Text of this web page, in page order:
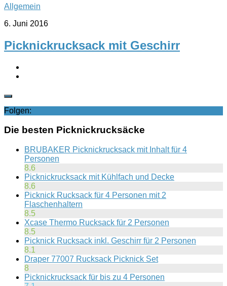
Allgemein
6. Juni 2016
Picknickrucksack mit Geschirr
Folgen:
Die besten Picknickrucksäcke
BRUBAKER Picknickrucksack mit Inhalt für 4
Personen
8.6
Picknickrucksack mit Kühlfach und Decke
8.6
Picknick Rucksack für 4 Personen mit 2
Flaschenhaltern
8.5
Xcase Thermo Rucksack für 2 Personen
8.5
Picknick Rucksack inkl. Geschirr für 2 Personen
8.1
Draper 77007 Rucksack Picknick Set
8
Picknickrucksack für bis zu 4 Personen